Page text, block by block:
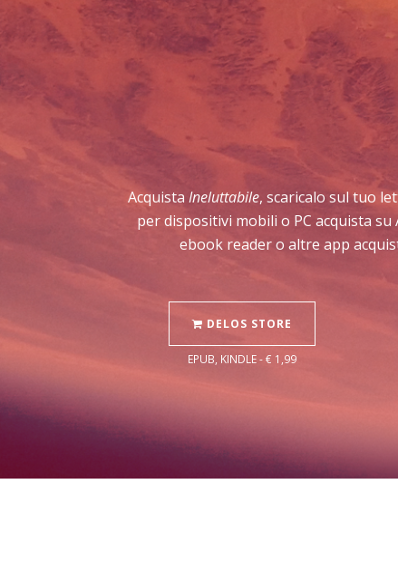
Acquista Ineluttabile, scaricalo sul tuo
per dispositivi mobili o PC acquista
ebook reader o altre app
DELOS STORE
EPUB, KINDLE - € 1,99